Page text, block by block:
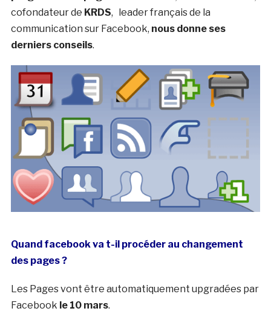
cofondateur de KRDS, leader français de la
communication sur Facebook, nous donne ses
derniers conseils.
Quand facebook va t-il procéder au changement
des pages ?
Les Pages vont être automatiquement upgradées par
Facebook le 10 mars.